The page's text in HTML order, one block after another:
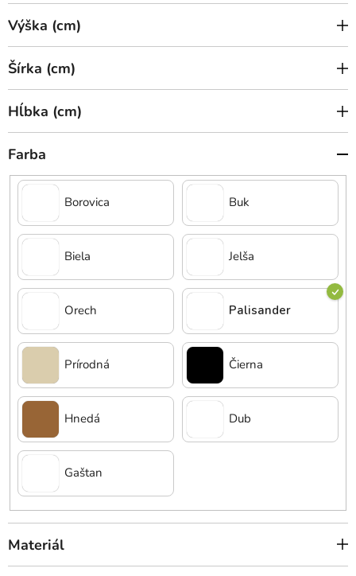
o
v
Výška (cm)
Šírka (cm)
Hĺbka (cm)
Farba
Borovica Buk
Biela Jelša
Orech Palisander
Prírodná Čierna
Hnedá Dub
Gaštan
Materiál